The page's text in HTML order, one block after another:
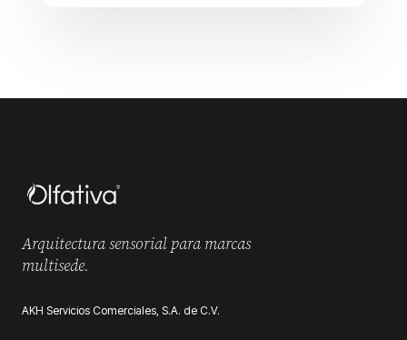
Arquitectura sensorial para marcas
multisede.
AKH Servicios Comerciales, S.A. de C.V.